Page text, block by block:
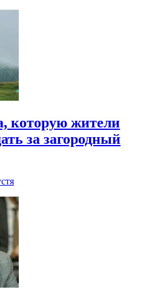
которую жители
за загородный